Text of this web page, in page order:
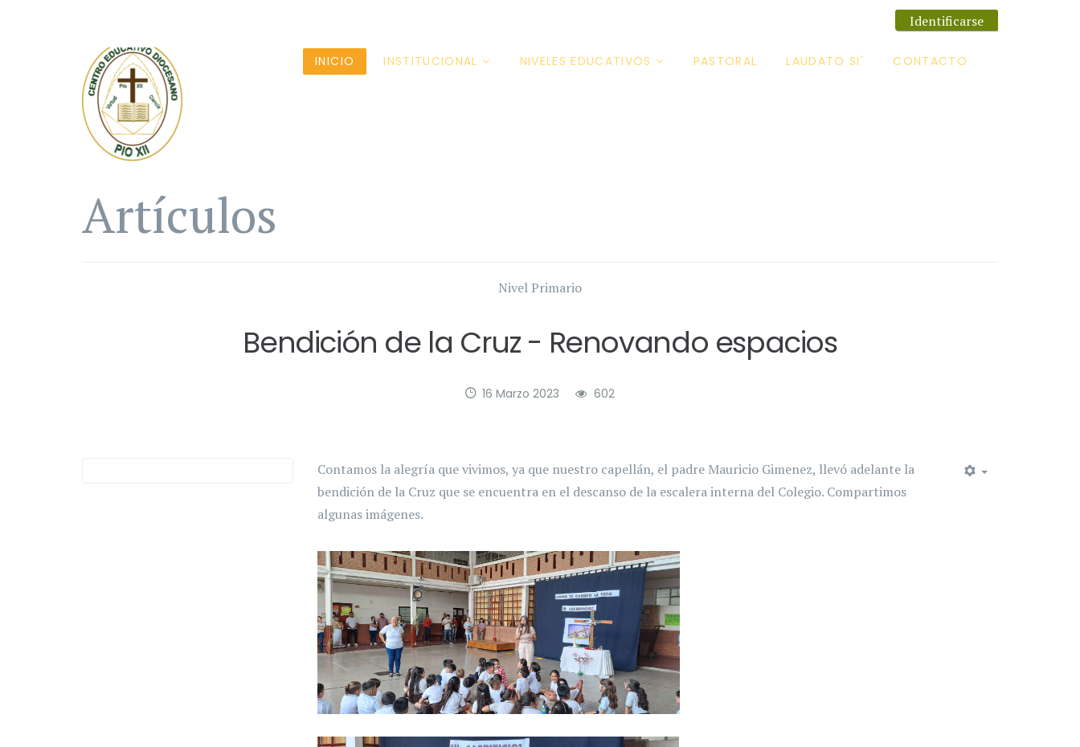
Identificarse
INICIO INSTITUCIONAL NIVELES EDUCATIVOS PASTORAL LAUDATO SI' CONTACTO
Artículos
Nivel Primario
Bendición de la Cruz - Renovando espacios
16 Marzo 2023 602
Contamos la alegría que vivimos, ya que nuestro capellán, el padre Mauricio Gimenez, llevó adelante la
bendición de la Cruz que se encuentra en el descanso de la escalera interna del Colegio. Compartimos
algunas imágenes.